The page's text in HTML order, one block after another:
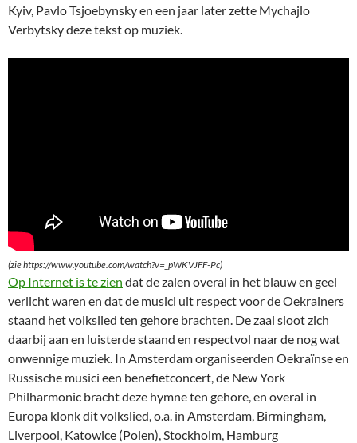
Kyiv, Pavlo Tsjoebynsky en een jaar later zette Mychajlo
Verbytsky deze tekst op muziek.
(zie https://www.youtube.com/watch?v=_pWKVJFF-Pc)
Op Internet is te zien dat de zalen overal in het blauw en geel
verlicht waren en dat de musici uit respect voor de Oekrainers
staand het volkslied ten gehore brachten. De zaal sloot zich
daarbij aan en luisterde staand en respectvol naar de nog wat
onwennige muziek. In Amsterdam organiseerden Oekraïnse en
Russische musici een benefietconcert, de New York
Philharmonic bracht deze hymne ten gehore, en overal in
Europa klonk dit volkslied, o.a. in Amsterdam, Birmingham,
Liverpool, Katowice (Polen), Stockholm, Hamburg